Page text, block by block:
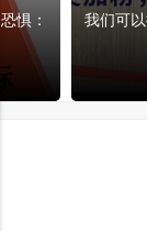
惧：
我们可